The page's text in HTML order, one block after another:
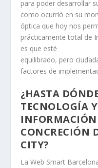
para poder desarrollar
como ocurrió en su
óptica que hoy nos
prácticamente total de
es que esté
equilibrado, pero
factores de
¿HASTA
TECNOLOGÍA
CONCRECIÓN
CITY?
La Web Smart